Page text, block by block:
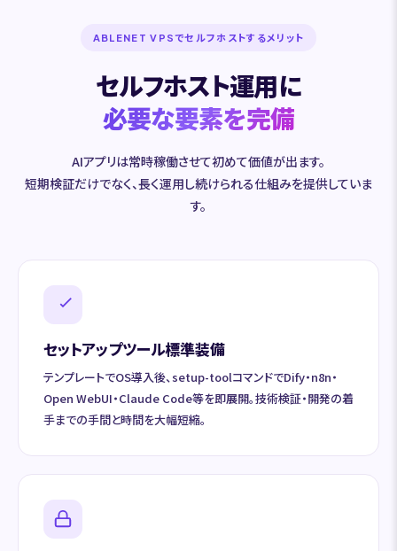
ABLENET VPSでセルフホストするメリット
セルフホスト運用に
必要な要素を完備
AIアプリは常時稼働させて初めて価値が出ます。
短期検証だけでなく、長く運用し続けられる仕組みを提供していま
す。
セットアップツール標準装備
テンプレートでOS導入後、setup-toolコマンドでDify・n8n・
Open WebUI・Claude Code等を即展開。技術検証・開発の着
手までの手間と時間を大幅短縮。